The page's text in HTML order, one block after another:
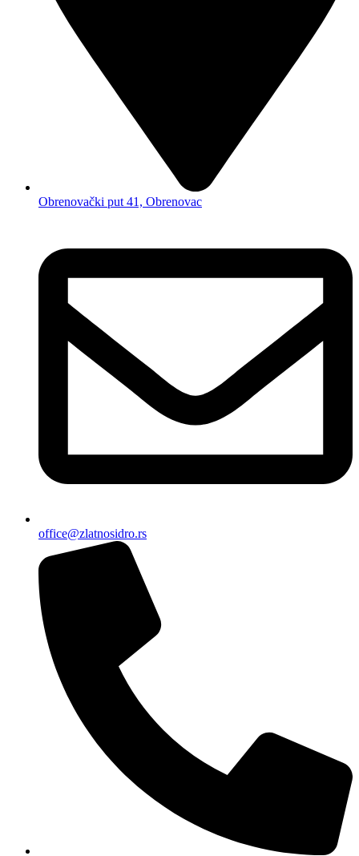
Obrenovački put 41, Obrenovac
office@zlatnosidro.rs